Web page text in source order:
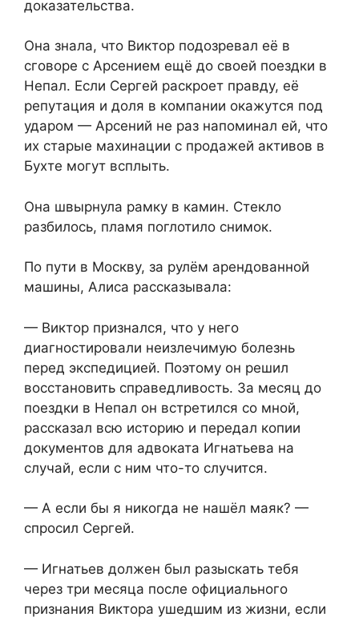
доказательства.
Она знала, что Виктор подозревал её в
сговоре с Арсением ещё до своей поездки в
Непал. Если Сергей раскроет правду, её
репутация и доля в компании окажутся под
ударом — Арсений не раз напоминал ей, что
их старые махинации с продажей активов в
Бухте могут всплыть.
Она швырнула рамку в камин. Стекло
разбилось, пламя поглотило снимок.
По пути в Москву, за рулём арендованной
машины, Алиса рассказывала:
— Виктор признался, что у него
диагностировали неизлечимую болезнь
перед экспедицией. Поэтому он решил
восстановить справедливость. За месяц до
поездки в Непал он встретился со мной,
рассказал всю историю и передал копии
документов для адвоката Игнатьева на
случай, если с ним что-то случится.
— А если бы я никогда не нашёл маяк? —
спросил Сергей.
— Игнатьев должен был разыскать тебя
через три месяца после официального
признания Виктора ушедшим из жизни, если